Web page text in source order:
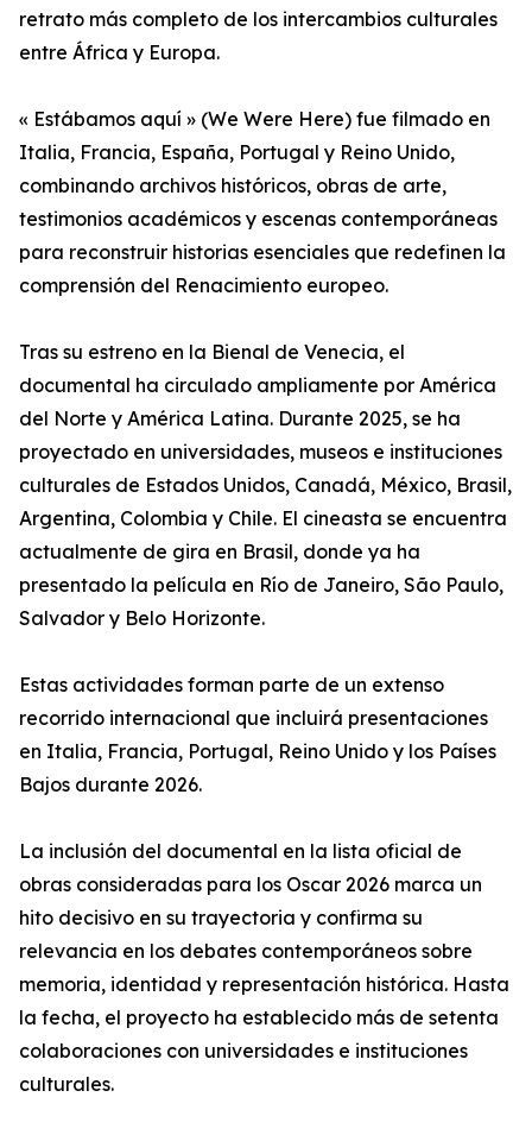
retrato más completo de los intercambios culturales
entre África y Europa.
« Estábamos aquí » (We Were Here) fue filmado en
Italia, Francia, España, Portugal y Reino Unido,
combinando archivos históricos, obras de arte,
testimonios académicos y escenas contemporáneas
para reconstruir historias esenciales que redefinen la
comprensión del Renacimiento europeo.
Tras su estreno en la Bienal de Venecia, el
documental ha circulado ampliamente por América
del Norte y América Latina. Durante 2025, se ha
proyectado en universidades, museos e instituciones
culturales de Estados Unidos, Canadá, México, Brasil,
Argentina, Colombia y Chile. El cineasta se encuentra
actualmente de gira en Brasil, donde ya ha
presentado la película en Río de Janeiro, São Paulo,
Salvador y Belo Horizonte.
Estas actividades forman parte de un extenso
recorrido internacional que incluirá presentaciones
en Italia, Francia, Portugal, Reino Unido y los Países
Bajos durante 2026.
La inclusión del documental en la lista oficial de
obras consideradas para los Oscar 2026 marca un
hito decisivo en su trayectoria y confirma su
relevancia en los debates contemporáneos sobre
memoria, identidad y representación histórica. Hasta
la fecha, el proyecto ha establecido más de setenta
colaboraciones con universidades e instituciones
culturales.